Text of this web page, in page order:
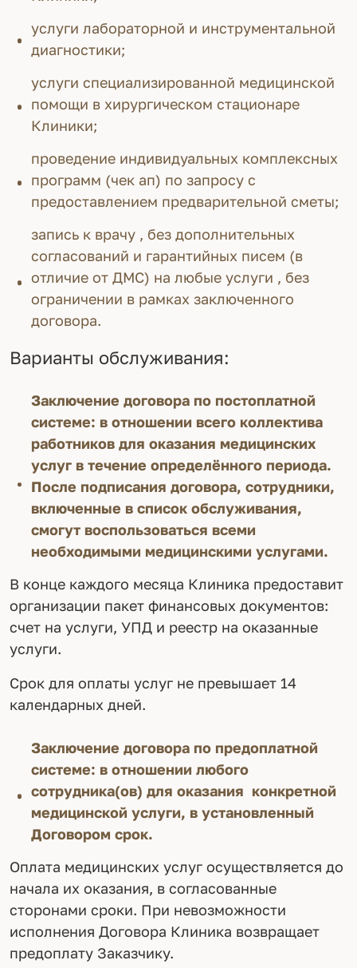
услуги лабораторной и инструментальной
диагностики;
услуги специализированной медицинской
помощи в хирургическом стационаре
Клиники;
проведение индивидуальных комплексных
программ (чек ап) по запросу с
предоставлением предварительной сметы;
запись к врачу , без дополнительных
согласований и гарантийных писем (в
отличие от ДМС) на любые услуги , без
ограничении в рамках заключенного
договора.
Варианты обслуживания:
Заключение договора по постоплатной
системе: в отношении всего коллектива
работников для оказания медицинских
услуг в течение определённого периода.
После подписания договора, сотрудники,
включенные в список обслуживания,
смогут воспользоваться всеми
необходимыми медицинскими услугами.
В конце каждого месяца Клиника предоставит
организации пакет финансовых документов:
счет на услуги, УПД и реестр на оказанные
услуги.
Срок для оплаты услуг не превышает 14
календарных дней.
Заключение договора по предоплатной
системе: в отношении любого
сотрудника(ов) для оказания конкретной
медицинской услуги, в установленный
Договором срок.
Оплата медицинских услуг осуществляется до
начала их оказания, в согласованные
сторонами сроки. При невозможности
исполнения Договора Клиника возвращает
предоплату Заказчику.